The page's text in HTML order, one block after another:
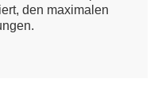
den maximalen